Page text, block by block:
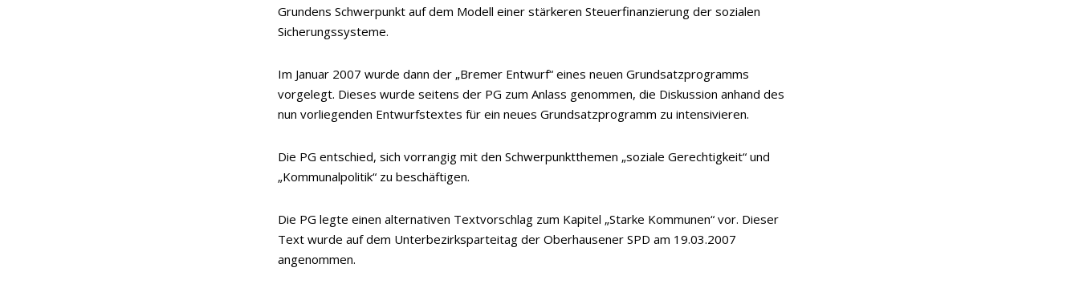
Grundens Schwerpunkt auf dem Modell einer stärkeren Steuerfinanzierung der sozialen
Sicherungssysteme.
Im Januar 2007 wurde dann der „Bremer Entwurf“ eines neuen Grundsatzprogramms
vorgelegt. Dieses wurde seitens der PG zum Anlass genommen, die Diskussion anhand des
nun vorliegenden Entwurfstextes für ein neues Grundsatzprogramm zu intensivieren.
Die PG entschied, sich vorrangig mit den Schwerpunktthemen „soziale Gerechtigkeit“ und
„Kommunalpolitik“ zu beschäftigen.
Die PG legte einen alternativen Textvorschlag zum Kapitel „Starke Kommunen“ vor. Dieser
Text wurde auf dem Unterbezirksparteitag der Oberhausener SPD am 19.03.2007
angenommen.